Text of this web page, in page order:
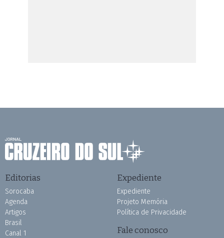
Editorias
Sorocaba
Agenda
Artigos
Brasil
Canal 1
Expediente
Expediente
Projeto Memória
Política de Privacidade
Fale conosco